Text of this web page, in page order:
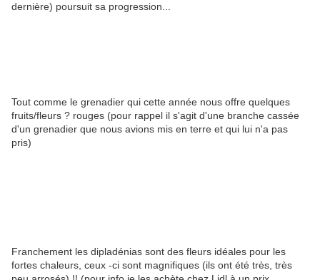
dernière) poursuit sa progression...
Tout comme le grenadier qui cette année nous offre quelques
fruits/fleurs ? rouges (pour rappel il s'agit d'une branche cassée
d'un grenadier que nous avions mis en terre et qui lui n'a pas
pris)
Franchement les dipladénias sont des fleurs idéales pour les
fortes chaleurs, ceux -ci sont magnifiques (ils ont été très, très